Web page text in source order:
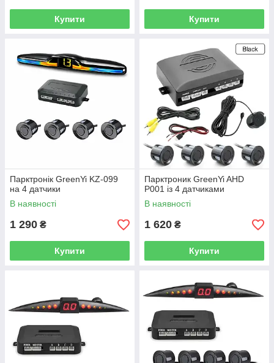
Купити Купити
Парктронік GreenYi KZ-099
на 4 датчики
В наявності
1 290 ₴
Купити
Парктроник GreenYi AHD
P001 із 4 датчиками
В наявності
1 620 ₴
Купити